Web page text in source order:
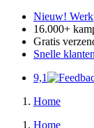
Nieuw!
16.000+
Gratis
Snelle
9,1
Home
Home